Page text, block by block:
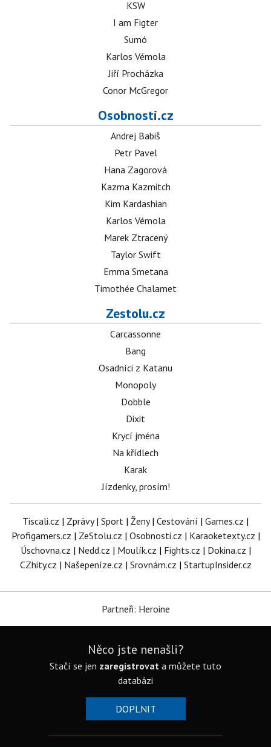
KSW
I am Figter
Sumó
Karlos Vémola
Jiří Procházka
Conor McGregor
Osobnosti.cz
Andrej Babiš
Petr Pavel
Hana Zagorová
Kazma Kazmitch
Kim Kardashian
Karlos Vémola
Marek Ztracený
Taylor Swift
Emma Smetana
Timothée Chalamet
Zestolu.cz
Carcassonne
Bang
Osadníci z Katanu
Monopoly
Dobble
Dixit
Krycí jména
Na křídlech
Karak
Jízdenky, prosím!
Tiscali.cz | Zprávy| Sport | Ženy| Cestování | Games.cz |
Profigamers.cz | ZeStolu.cz | Osobnosti.cz | Karaoketexty.cz |
Úschovna.cz | Nedd.cz | Moulík.cz | Fights.cz | Dokina.cz |
CZhity.cz | Našepeníze.cz | Srovnám.cz | StartupInsider.cz
Partneři: Heroine
Něco jste nenašli?
Stačí se jen zaregistrovat a můžete tuto
databázi
DOPLNIT